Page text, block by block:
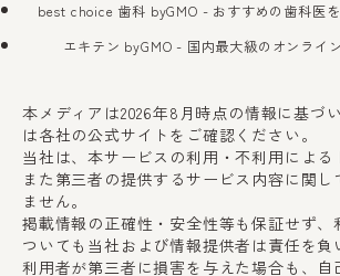
best choice 歯科 byGMO - おすすめの歯科医
エキテン byGMO - 国内最大級のオンライ
本メディアは2026年8月時点の情報に基づ
は各社の公式サイトをご確認ください。
当社は、本サービスの利用・不利用による
また第三者の提供するサービス内容に関し
ません。
掲載情報の正確性・安全性等も保証せず、
ついても当社および情報提供者は責任を負
利用者が第三者に損害を与えた場合も、自